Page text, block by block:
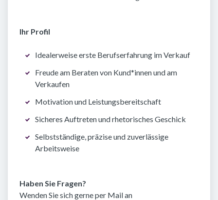
Ihr Profil
Idealerweise erste Berufserfahrung im Verkauf
Freude am Beraten von Kund*innen und am
Verkaufen
Motivation und Leistungsbereitschaft
Sicheres Auftreten und rhetorisches Geschick
Selbstständige, präzise und zuverlässige
Arbeitsweise
Haben Sie Fragen?
Wenden Sie sich gerne per Mail an